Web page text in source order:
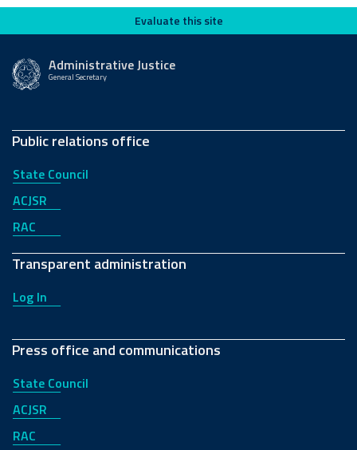
Evaluate this siteEvaluate this site
Administrative Justice
General Secretary
Public relations office
State Council
ACJSR
RAC
Transparent administration
Log In
Press office and communications
State Council
ACJSR
RAC